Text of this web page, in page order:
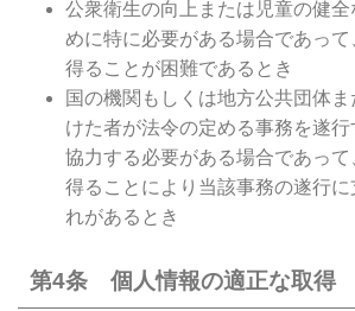
公衆衛生の向上または児童の健
めに特に必要がある場合であっ
得ることが困難であるとき
国の機関もしくは地方公共団体
けた者が法令の定める事務を遂
協力する必要がある場合であっ
得ることにより当該事務の遂行
れがあるとき
第4条 個人情報の適正な取得